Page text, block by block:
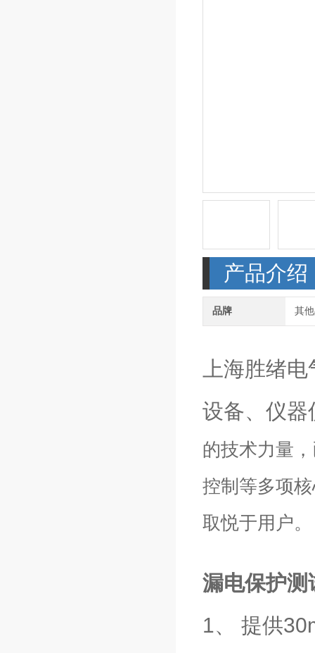
产品介绍
品牌 其
上海胜绪
设备、仪器
的技术力量
控制等多项
取悦于用户。
漏电保护测
1、 提供